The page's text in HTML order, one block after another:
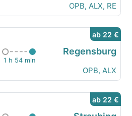
OPB, ALX, RE
ab 22 €
1 h 54 min
Regensburg
OPB, ALX
ab 22 €